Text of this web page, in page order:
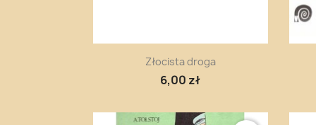
Szybki podgląd
Złocista droga
6,00 zł